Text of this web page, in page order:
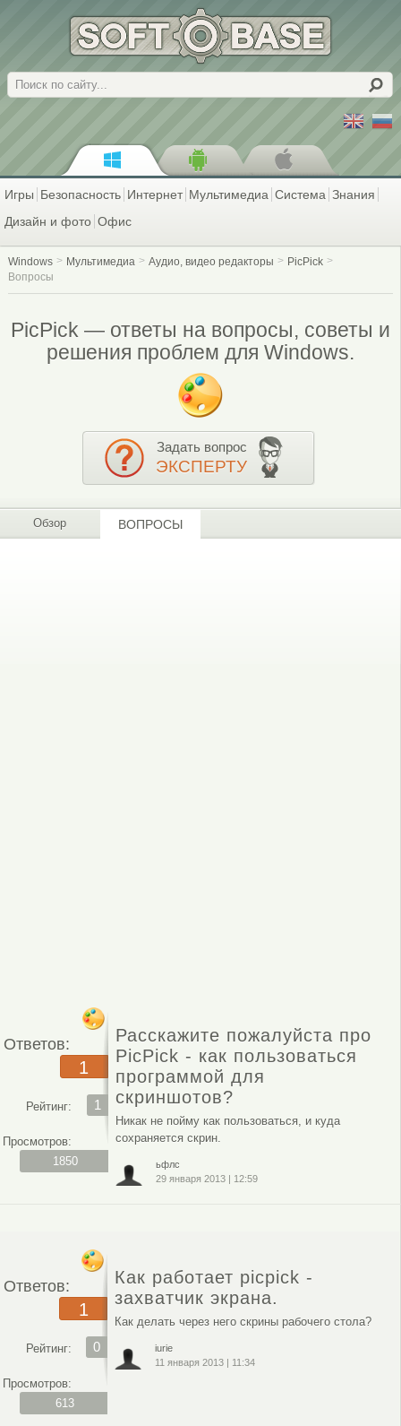
Поиск
Игры Безопасность Интернет Мультимедиа Система Знания
Дизайн и фото Офис
Windows Мультимедиа Аудио, видео редакторы
PicPick
Вопросы
PicPick — ответы на вопросы, советы и
решения проблем для Windows.
Задать вопрос
ЭКСПЕРТУ
Обзор ВОПРОСЫ
Ответов:
1
Рейтинг: 1
Просмотров:
1850
Расскажите пожалуйста про
PicPick - как пользоваться
программой для
скриншотов?
Никак не пойму как пользоваться, и куда
сохраняется скрин.
ьфлс
29 января 2013| 12:59
Ответов:
1
Рейтинг: 0
Просмотров:
613
Как работает picpick -
захватчик экрана.
Как делать через него скрины рабочего стола?
iurie
11 января 2013 | 11:34